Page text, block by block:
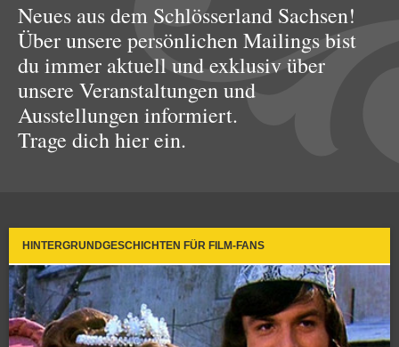
Neues aus dem Schlösserland Sachsen!
Über unsere persönlichen Mailings bist
du immer aktuell und exklusiv über
unsere Veranstaltungen und
Ausstellungen informiert.
Trage dich hier ein.
HINTERGRUNDGESCHICHTEN FÜR FILM-FANS